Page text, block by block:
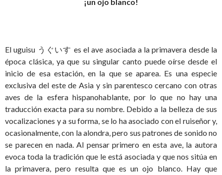
El uguisu うぐいす es el ave asociada a la primavera desde la
época clásica, ya que su singular canto puede oírse desde el
inicio de esa estación, en la que se aparea. Es una especie
exclusiva del este de Asia y sin parentesco cercano con otras
aves de la esfera hispanohablante, por lo que no hay una
traducción exacta para su nombre. Debido a la belleza de sus
vocalizaciones y a su forma, se lo ha asociado con el ruiseñor y,
ocasionalmente, con la alondra, pero sus patrones de sonido no
se parecen en nada. Al pensar primero en esta ave, la autora
evoca toda la tradición que le está asociada y que nos sitúa en
la primavera, pero resulta que es un ojo blanco. Hay que